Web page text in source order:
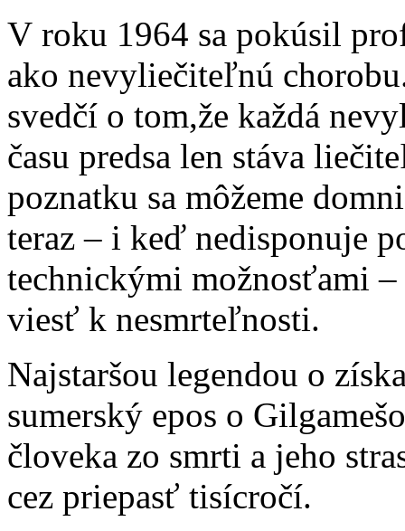
V roku 1964 sa pokúsil
ako nevyliečiteľnú
svedčí o tom,že každá
času predsa len stáva
poznatku sa môžeme
teraz – i keď nedisponuje
technickými možnosťami
viesť k nesmrteľnosti.
Najstaršou legendou o
sumerský epos o
človeka zo smrti a jeho
cez priepasť tisícročí.